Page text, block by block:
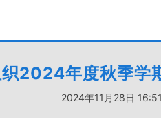
2024年度秋季学
2024年11月28日 16:51